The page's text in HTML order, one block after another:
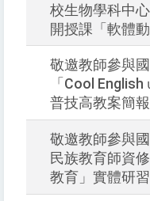
校生物學科中
開授課「軟體
敬邀教師參與
「Cool
普技高教案簡
敬邀教師參與
民族教育師資
教育」實體研習